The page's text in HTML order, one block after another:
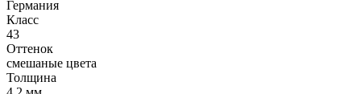
Германия
Класс
43
Оттенок
смешаные цвета
Толщина